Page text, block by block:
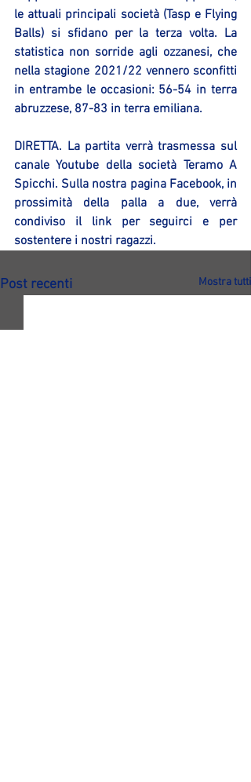
le attuali principali società (Tasp e Flying
Balls) si sfidano per la terza volta. La
statistica non sorride agli ozzanesi, che
nella stagione 2021/22 vennero sconfitti
in entrambe le occasioni: 56-54 in terra
abruzzese, 87-83 in terra emiliana.
DIRETTA. La partita verrà trasmessa sul
canale Youtube della società Teramo A
Spicchi. Sulla nostra pagina Facebook, in
prossimità della palla a due, verrà
condiviso il link per seguirci e per
sostentere i nostri ragazzi.
Post recenti Mostra tutti